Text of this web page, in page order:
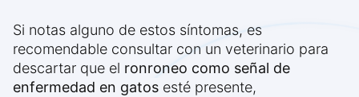
Si notas alguno de estos síntomas, es
recomendable consultar con un veterinario para
descartar que el ronroneo como señal de
enfermedad en gatos esté presente,